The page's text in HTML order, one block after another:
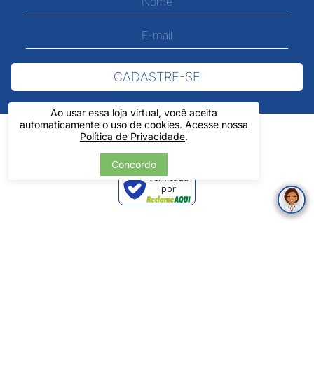
Ao usar essa loja virtual, você aceita
automaticamente o uso de cookies. Acesse nossa
Política de Privacidade.
Concordo
CADASTRE-SE
Verificada
por